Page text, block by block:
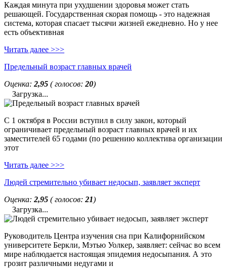
Каждая минута при ухудшении здоровья может стать
решающей. Государственная скорая помощь - это надежная
система, которая спасает тысячи жизней ежедневно. Но у нее
есть объективная
Читать далее >>>
Предельный возраст главных врачей
Оценка: 2,95 ( голосов: 20)
Загрузка...
С 1 октября в России вступил в силу закон, который
ограничивает предельный возраст главных врачей и их
заместителей 65 годами (по решению коллектива организации
этот
Читать далее >>>
Людей стремительно убивает недосып, заявляет эксперт
Оценка: 2,95 ( голосов: 21)
Загрузка...
Руководитель Центра изучения сна при Калифорнийском
университете Беркли, Мэтью Уолкер, заявляет: сейчас во всем
мире наблюдается настоящая эпидемия недосыпания. А это
грозит различными недугами и